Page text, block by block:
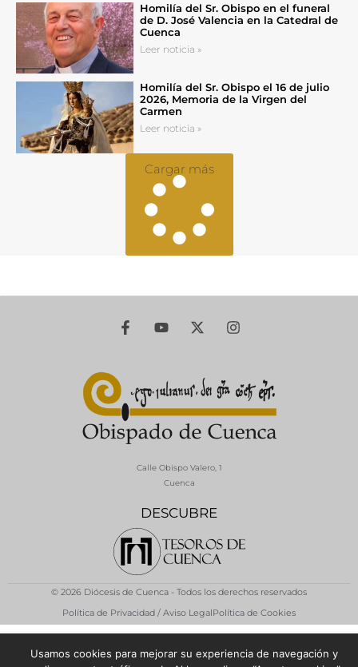
Homilía del Sr. Obispo en el funeral
de D. José Valencia en la Catedral de
Cuenca
Leer noticia »
Homilía del Sr. Obispo el 16 de julio
2026, Memoria de la Virgen del
Carmen
Leer noticia »
Cargar más
DESCUBRE
Calle Obispo Valero, 1
Cuenca
© 2026 Diócesis de Cuenca - Todos los derechos reservados
Política de Privacidad / Aviso LegalPolítica de Cookies
Usamos cookies para mejorar su experiencia de navegación y